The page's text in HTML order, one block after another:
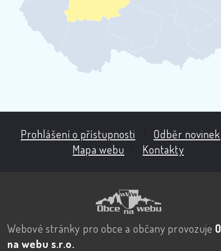
Prohlášení o přístupnosti Odběr novinek
Mapa webu
Kontakty
Webové stránky pro obce a občany provozuje
na webu s.r.o.